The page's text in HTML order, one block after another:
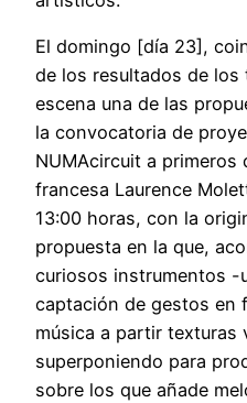
El domingo [día 23],
de los resultados de los
escena una de las
la convocatoria de
NUMAcircuit a primeros
francesa Laurence
13:00 horas, con la
propuesta en la que,
curiosos instrumentos
captación de gestos en
música a partir texturas
superponiendo para
sobre los que añade